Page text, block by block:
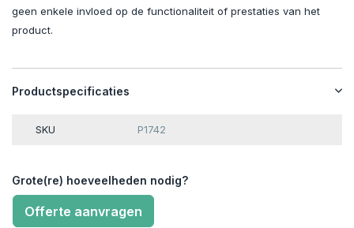
geen enkele invloed op de functionaliteit of prestaties van het
product.
Productspecificaties
SKU P1742
Grote(re) hoeveelheden nodig?
Offerte aanvragen